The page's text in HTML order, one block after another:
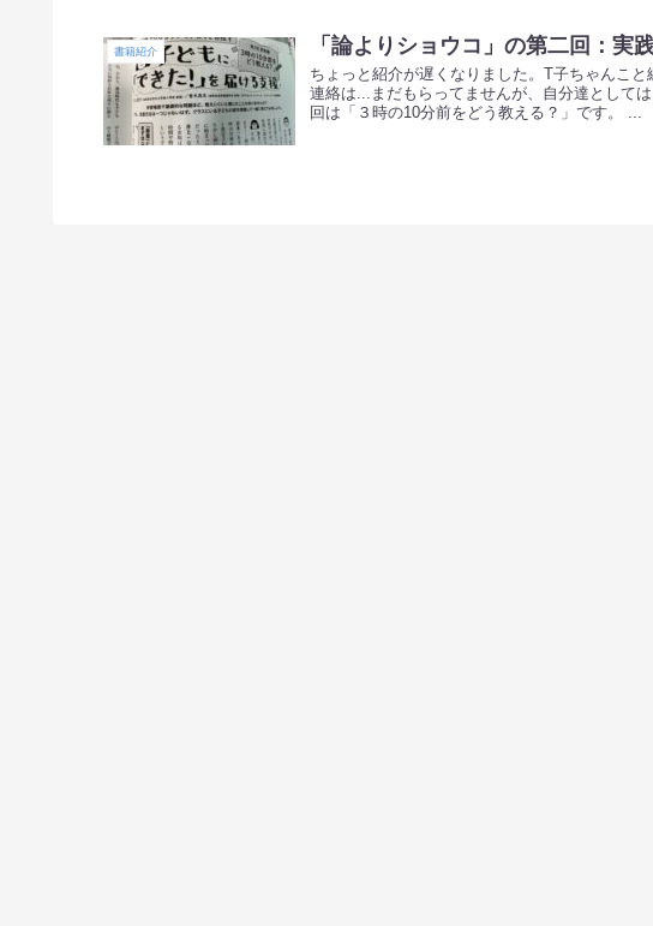
書籍紹介 「論よりショウコ」の第二回：実
ちょっと紹介が遅くなりました。T子ちゃんこ
連絡は...まだもらってませんが、自分達として
回は「３時の10分前をどう教える？」です。 ...